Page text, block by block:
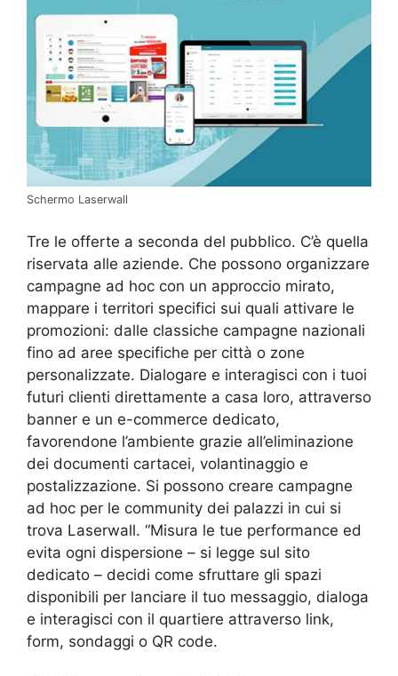
Schermo Laserwall
Tre le offerte a seconda del pubblico. C’è quella
riservata alle aziende. Che possono organizzare
campagne ad hoc con un approccio mirato,
mappare i territori specifici sui quali attivare le
promozioni: dalle classiche campagne nazionali
fino ad aree specifiche per città o zone
personalizzate. Dialogare e interagisci con i tuoi
futuri clienti direttamente a casa loro, attraverso
banner e un e-commerce dedicato,
favorendone l’ambiente grazie all’eliminazione
dei documenti cartacei, volantinaggio e
postalizzazione. Si possono creare campagne
ad hoc per le community dei palazzi in cui si
trova Laserwall. “Misura le tue performance ed
evita ogni dispersione – si legge sul sito
dedicato – decidi come sfruttare gli spazi
disponibili per lanciare il tuo messaggio, dialoga
e interagisci con il quartiere attraverso link,
form, sondaggi o QR code.